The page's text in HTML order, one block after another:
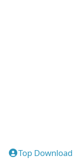
Top Download